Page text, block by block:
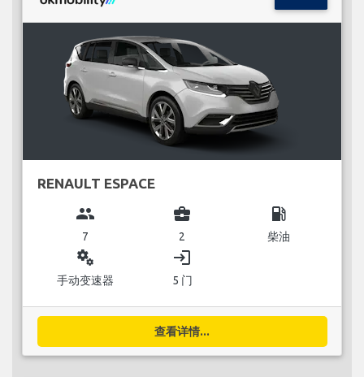
RENAULT ESPACE
group
7
business_center
2
local_gas_station
柴油
miscellaneous_services
手动变速器
login
5 门
查看详情...